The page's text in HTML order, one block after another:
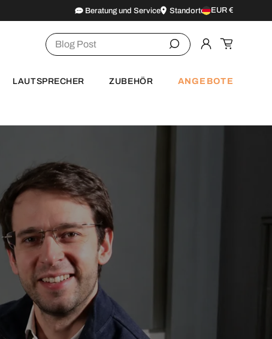
Beratung und Service StandorteLand/Region
EUR €
Suchen
Einloggen
LAUTSPRECHER ZUBEHÖR ANGEBOTE